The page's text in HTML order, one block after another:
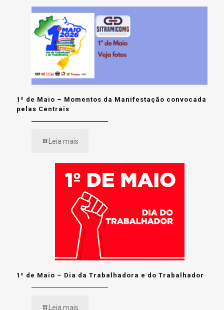
1º de Maio – Momentos da Manifestação convocada
pelas Centrais
Leia mais
1º de Maio – Dia da Trabalhadora e do Trabalhador
Leia mais